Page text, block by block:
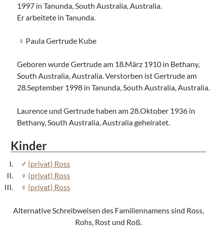
1997 in Tanunda, South Australia, Australia.
Er arbeitete in Tanunda.
Paula Gertrude Kube
Geboren wurde Gertrude am 18.März 1910 in Bethany,
South Australia, Australia. Verstorben ist Gertrude am
28.September 1998 in Tanunda, South Australia, Australia.
Laurence und Gertrude haben am 28.Oktober 1936 in
Bethany, South Australia, Australia geheiratet.
Kinder
(privat) Ross
(privat) Ross
(privat) Ross
Alternative Schreibweisen des Familiennamens sind Ross,
Rohs, Rost und Roß.